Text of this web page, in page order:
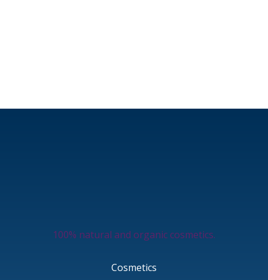
100% natural and organic cosmetics.
Cosmetics